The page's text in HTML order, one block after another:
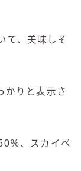
て、美味しそ
かりと表示さ
％、スカイベ